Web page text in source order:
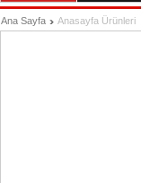
Ana Sayfa Anasayfa Ürünleri